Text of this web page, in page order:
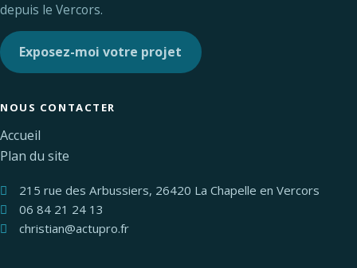
depuis le Vercors.
Exposez-moi votre projet
NOUS CONTACTER
Accueil
Plan du site
215 rue des Arbussiers, 26420 La Chapelle en Vercors
06 84 21 24 13
christian@actupro.fr